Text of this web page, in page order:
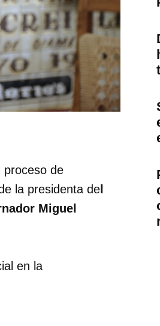
proceso de
la presidenta de
Miguel
en la